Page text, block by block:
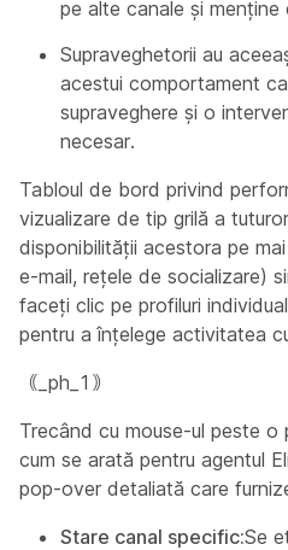
pe alte canale și
Supraveghetorii au
acestui comportament
supraveghere și o
necesar.
Tabloul de bord privind
vizualizare de tip grilă a
disponibilității acestora pe
e-mail, rețele de socializare)
faceți clic pe profiluri
pentru a înțelege activitatea
｟_ph_1｠
Trecând cu mouse-ul peste
cum se arată pentru agentul
pop-over detaliată care
Stare canal specific:Se